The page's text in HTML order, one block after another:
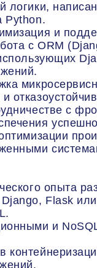
логики,
Python.
и
с ORM
с
опыта
Flask
и